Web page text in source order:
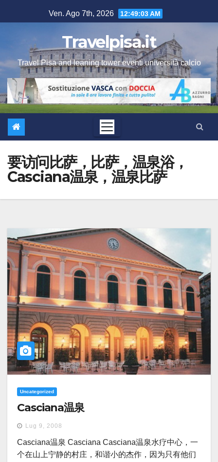
al
Ven. Ago 7th, 2026 12:49:04 AM
Travelpisa.it
Travel Pisa and leaning tower eventi università calcio
要访问比萨，比萨，温泉浴，
Casciana温泉，温泉比萨
Uncategorized
Casciana温泉
Lug 9, 2008
Casciana温泉 Casciana Casciana温泉水疗中心，一
个在山上宁静的村庄，和谐小的杰作，因为只有他们